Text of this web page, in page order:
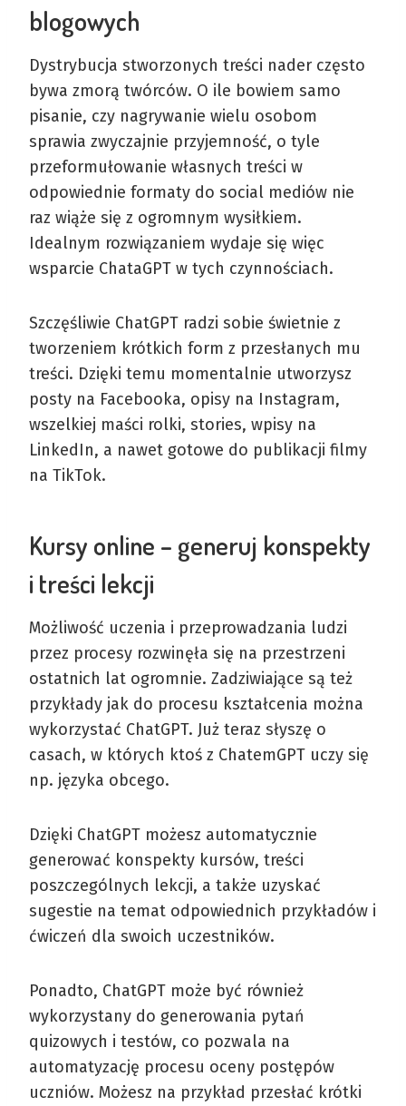
blogowych
Dystrybucja stworzonych treści nader często
bywa zmorą twórców. O ile bowiem samo
pisanie, czy nagrywanie wielu osobom
sprawia zwyczajnie przyjemność, o tyle
przeformułowanie własnych treści w
odpowiednie formaty do social mediów nie
raz wiąże się z ogromnym wysiłkiem.
Idealnym rozwiązaniem wydaje się więc
wsparcie ChataGPT w tych czynnościach.
Szczęśliwie ChatGPT radzi sobie świetnie z
tworzeniem krótkich form z przesłanych mu
treści. Dzięki temu momentalnie utworzysz
posty na Facebooka, opisy na Instagram,
wszelkiej maści rolki, stories, wpisy na
LinkedIn, a nawet gotowe do publikacji filmy
na TikTok.
Kursy online – generuj konspekty
i treści lekcji
Możliwość uczenia i przeprowadzania ludzi
przez procesy rozwinęła się na przestrzeni
ostatnich lat ogromnie. Zadziwiające są też
przykłady jak do procesu kształcenia można
wykorzystać ChatGPT. Już teraz słyszę o
casach, w których ktoś z ChatemGPT uczy się
np. języka obcego.
Dzięki ChatGPT możesz automatycznie
generować konspekty kursów, treści
poszczególnych lekcji, a także uzyskać
sugestie na temat odpowiednich przykładów i
ćwiczeń dla swoich uczestników.
Ponadto, ChatGPT może być również
wykorzystany do generowania pytań
quizowych i testów, co pozwala na
automatyzację procesu oceny postępów
uczniów. Możesz na przykład przesłać krótki